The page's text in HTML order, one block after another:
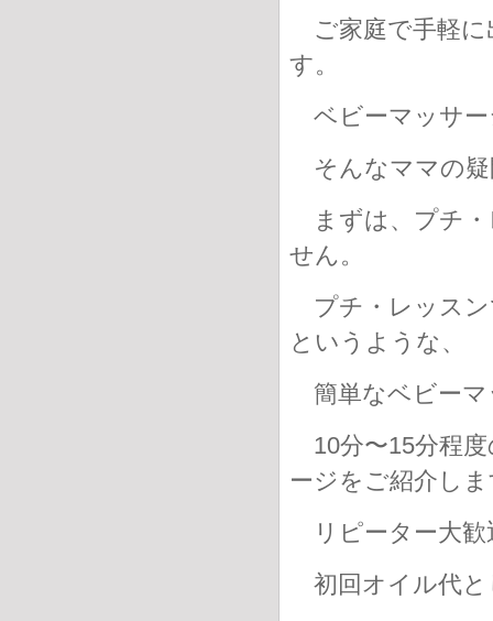
ご家庭で手軽に
す。
ベビーマッサー
そんなママの疑
まずは、プチ・
せん。
プチ・レッスン
というような、
簡単なベビーマ
10分〜15分程
ージをご紹介し
リピーター大歓
初回オイル代と